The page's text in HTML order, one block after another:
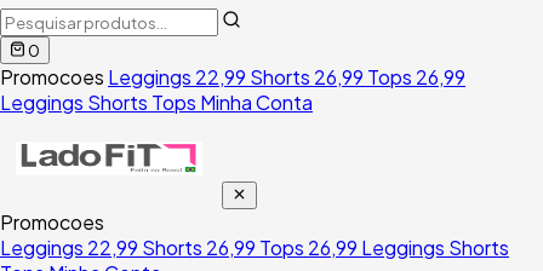
0
Promocoes Leggings 22,99 Shorts 26,99 Tops 26,99
Leggings Shorts Tops Minha Conta
Promocoes
Leggings 22,99 Shorts 26,99 Tops 26,99 Leggings Shorts